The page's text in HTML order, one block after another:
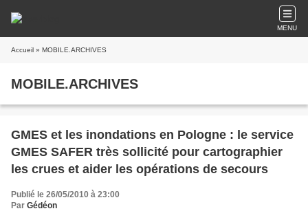
MENU
Accueil » MOBILE.ARCHIVES
MOBILE.ARCHIVES
GMES et les inondations en Pologne : le service
GMES SAFER très sollicité pour cartographier
les crues et aider les opérations de secours
Publié le 26/05/2010 à 23:00
Par Gédéon